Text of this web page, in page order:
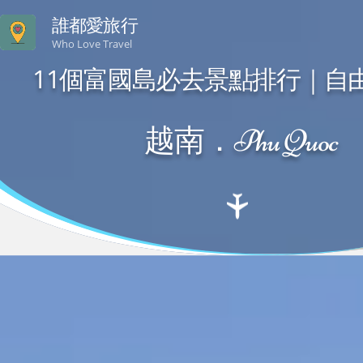
誰都愛旅行
Who Love Travel
11個富國島必去景點排行｜自
越南．Phu Quoc